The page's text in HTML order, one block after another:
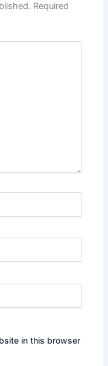
Required
in this browser